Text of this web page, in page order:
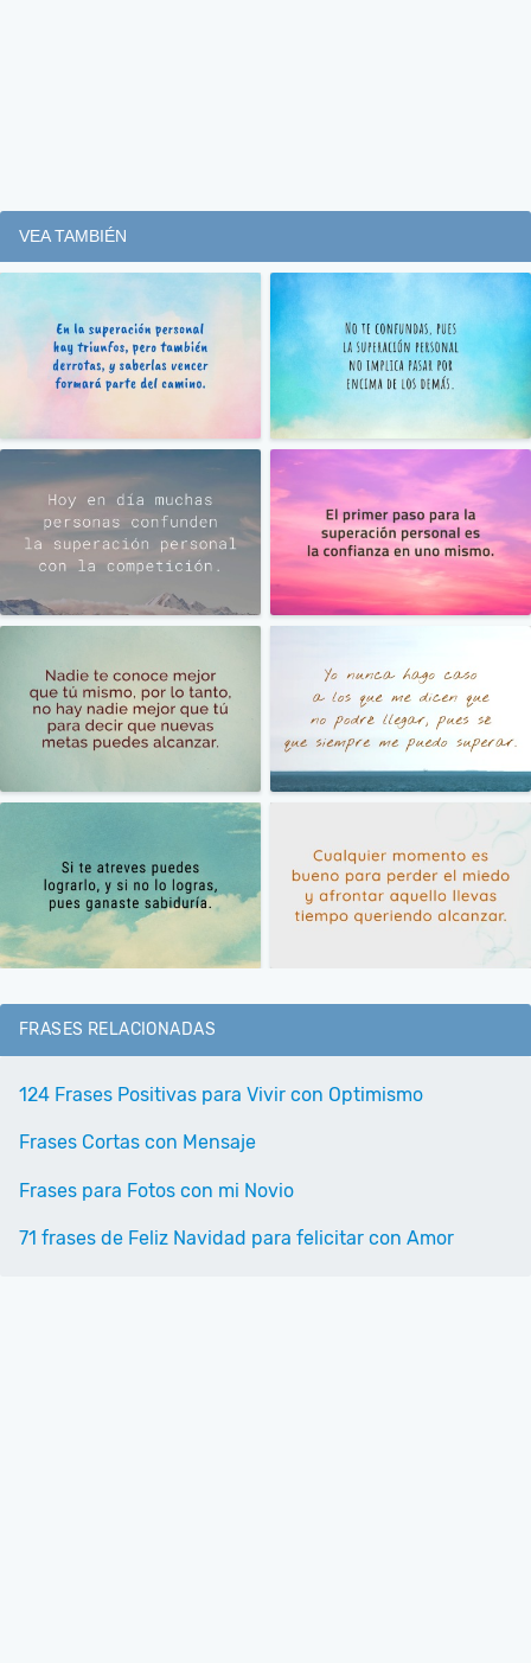
VEA TAMBIÉN
FRASES RELACIONADAS
124 Frases Positivas para Vivir con Optimismo
Frases Cortas con Mensaje
Frases para Fotos con mi Novio
71 frases de Feliz Navidad para felicitar con Amor